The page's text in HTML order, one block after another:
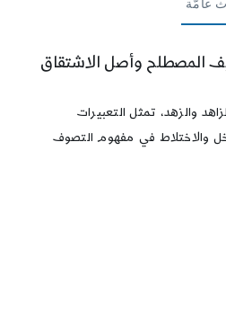
المصطلح وأصل الاشتقاق
والزهد، تمثل التعبيرات
والاختلاط في مفهوم التصوف